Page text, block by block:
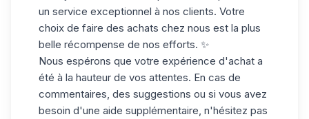
un service exceptionnel à nos clients. Votre
choix de faire des achats chez nous est la plus
belle récompense de nos efforts. ✨
Nous espérons que votre expérience d'achat a
été à la hauteur de vos attentes. En cas de
commentaires, des suggestions ou si vous avez
besoin d'une aide supplémentaire, n'hésitez pas